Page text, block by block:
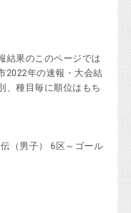
結果のこのページでは
2022年の速報・大会結
、種目毎に順位はもち
（男子） 6区～ゴール